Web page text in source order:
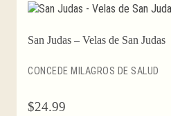
San Judas – Velas de San Judas
CONCEDE MILAGROS DE SALUD
$24.99